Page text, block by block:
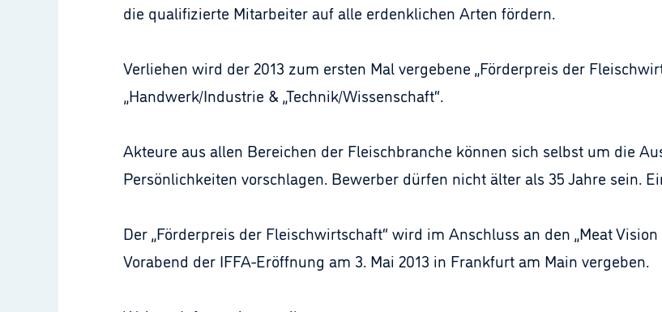
die qualifizierte Mitarbeiter auf alle erdenklichen Arten fördern.
Verliehen wird der 2013 zum ersten Mal vergebene „Förderpreis der
„Handwerk/Industrie & „Technik/Wissenschaft“.
Akteure aus allen Bereichen der Fleischbranche können sich selbst um die
Persönlichkeiten vorschlagen. Bewerber dürfen nicht älter als 35 Jahre sein.
Der „Förderpreis der Fleischwirtschaft“ wird im Anschluss an den „Meat Vision
Vorabend der IFFA-Eröffnung am 3. Mai 2013 in Frankfurt am Main vergeben.